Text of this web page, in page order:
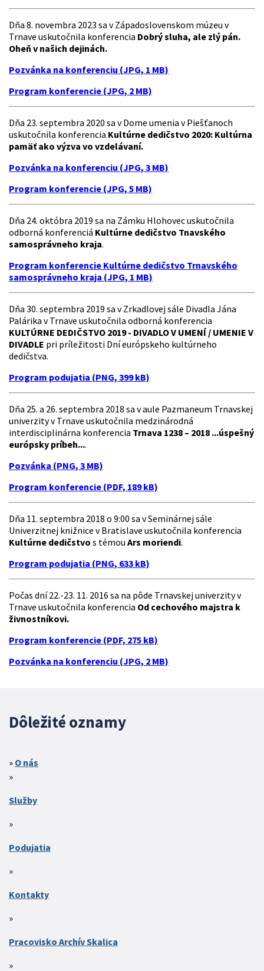
Dňa 8. novembra 2023 sa v Západoslovenskom múzeu v
Trnave uskutočnila konferencia Dobrý sluha, ale zlý pán.
Oheň v našich dejinách.
Pozvánka na konferenciu (JPG, 1 MB)
Program konferencie (JPG, 2 MB)
Dňa 23. septembra 2020 sa v Dome umenia v Piešťanoch
uskutočnila konferencia Kultúrne dedičstvo 2020: Kultúrna
pamäť ako výzva vo vzdelávaní.
Pozvánka na konferenciu (JPG, 3 MB)
Program konferencie (JPG, 5 MB)
Dňa 24. októbra 2019 sa na Zámku Hlohovec uskutočnila
odborná konferenciá Kultúrne dedičstvo Tnavského
samosprávneho kraja.
Program konferencie Kultúrne dedičstvo Trnavského
samosprávneho kraja (JPG, 1 MB)
Dňa 30. septembra 2019 sa v Zrkadlovej sále Divadla Jána
Palárika v Trnave uskutočnila odborná konferencia
KULTÚRNE DEDIČSTVO 2019 - DIVADLO V UMENÍ / UMENIE V
DIVADLE pri príležitosti Dní európskeho kultúrneho
dedičstva.
Program podujatia (PNG, 399 kB)
Dňa 25. a 26. septembra 2018 sa v aule Pazmaneum Trnavskej
univerzity v Trnave uskutočnila medzinárodná
interdisciplinárna konferencia Trnava 1238 – 2018 ...úspešný
európsky príbeh....
Pozvánka (PNG, 3 MB)
Program konferencie (PDF, 189 kB)
Dňa 11. septembra 2018 o 9:00 sa v Seminárnej sále
Univerzitnej knižnice v Bratislave uskutočnila konferencia
Kultúrne dedičstvo s témou Ars moriendi.
Program podujatia (PNG, 633 kB)
Počas dní 22.-23. 11. 2016 sa na pôde Trnavskej univerzity v
Trnave uskutočnila konferencia Od cechového majstra k
živnostníkovi.
Program konferencie (PDF, 275 kB)
Pozvánka na konferenciu (JPG, 2 MB)
Dôležité oznamy
O nás
Služby
Podujatia
Kontakty
Pracovisko Archív Skalica